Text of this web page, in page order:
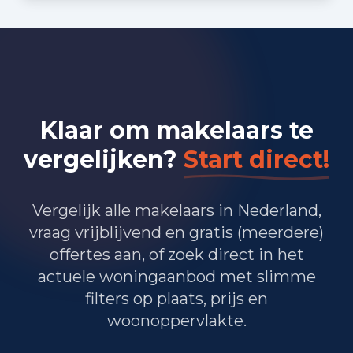
Overheid, onderwijs en zorg 335
Vervoer, informatie en communicatie
Financiele diensten en onroerendgoed 105
Cultuur, recreatie en overige diensten
Totaal aantal bedrijfsvestigingen:2.375
Klaar om makelaars te
vergelijken? Start direct!
Vergelijk alle makelaars in Nederland,
vraag vrijblijvend en gratis (meerdere)
offertes aan, of zoek direct in het
actuele woningaanbod met slimme
filters op plaats, prijs en
woonoppervlakte.